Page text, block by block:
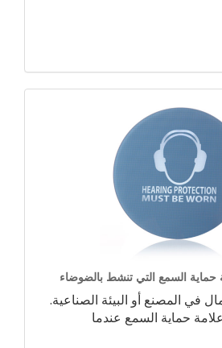
حماية السمع التي تنشط بالضوضاء
في المصنع أو البيئة الصناعية.
حماية السمع عندما